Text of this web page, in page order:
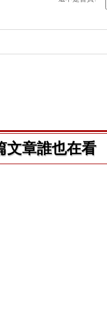
文章誰也在看